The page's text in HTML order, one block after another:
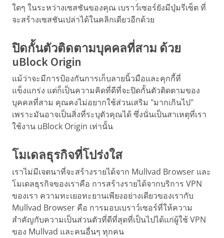
ใดๆ ในระหว่างเซสชันของคุณ เบราว์เซอร์ยังมีปุ่มรีเซ็ต ที่
จะสร้างเซสชันเปล่าได้ในคลิกเดียวอีกด้วย
ปิดกั้นตัวติดตามบุคคลที่สาม ด้วย
uBlock Origin
แม้ว่าจะมีการป้องกันการเก็บลายนิ้วมือและคุกกี้ที่
แข็งแกร่ง แต่ก็เป็นความคิดที่ดีที่จะปิดกั้นตัวติดตามของ
บุคคลที่สาม คุณคงไม่อยากใช้ส่วนเสริม "มากเกินไป"
เพราะมันอาจเป็นสิ่งที่ระบุตัวคุณได้ ซึ่งนั่นเป็นสาเหตุที่เรา
ใช้งาน uBlock Origin เท่านั้น
โมเดลธุรกิจที่โปร่งใส
เราไม่มีเจตนาที่จะสร้างรายได้จาก Mullvad Browser และ
โมเดลธุรกิจของเราคือ การสร้างรายได้จากบริการ VPN
ของเรา ความทะเยอทะยานเพียงอย่างเดียวของเรากับ
Mullvad Browser คือ การมอบเบราว์เซอร์ที่ให้ความ
สำคัญกับความเป็นส่วนตัวที่ดีที่สุดที่เป็นไปได้แก่ผู้ใช้ VPN
ของ Mullvad และคนอื่นๆ ทุกคน